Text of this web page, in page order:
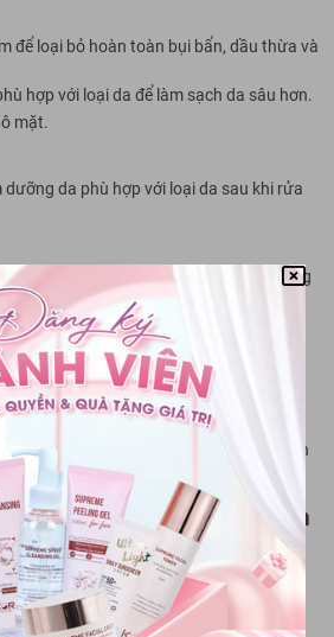
để loại bỏ hoàn toàn bụi bẩn, dầu thừa và
hợp với loại da để làm sạch da sâu hơn.
mặt.
da phù hợp với loại da sau khi rửa
Simple 2 lần mỗi ngày, vào buổi sáng
trang Simple để tẩy trang sau khi đi tập
hoặc tiếp xúc nhiều với bụi bẩn.
Simple tiếp xúc trực tiếp với mắt.
khi sử dụng để đảm bảo không bị kích
Simple ở nơi khô ráo, thoáng mát, tránh
Simple giá bao nhiêu? Bán
có thể thay đổi tùy theo dung tích và nơi
của một số dung tích phổ biến: